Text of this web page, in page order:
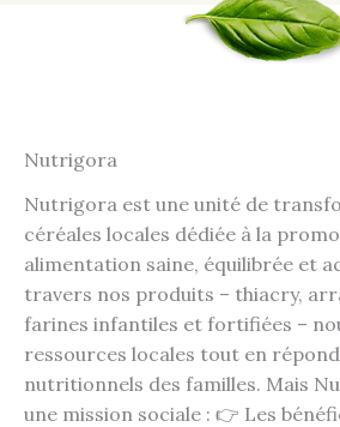
Nutrigora
Nutrigora est une unité de
céréales locales dédiée à la
alimentation saine, équilibrée et
travers nos produits – thiacry,
farines infantiles et fortifiées –
ressources locales tout en
nutritionnels des familles. Mais
une mission sociale : 👉 Les